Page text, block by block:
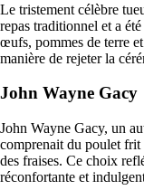
Le tristement célèbre
repas traditionnel et a
œufs, pommes de terre
manière de rejeter la
John Wayne Gacy
John Wayne Gacy, un
comprenait du poulet frit
des fraises. Ce choix
réconfortante et